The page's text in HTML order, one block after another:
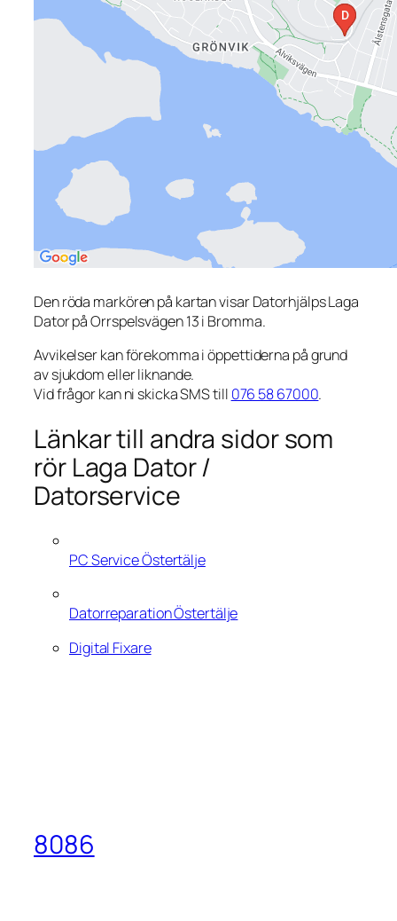
Den röda markören på kartan visar Datorhjälps Laga
Dator på Orrspelsvägen 13 i Bromma.
Avvikelser kan förekomma i öppettiderna på grund
av sjukdom eller liknande.
Vid frågor kan ni skicka SMS till 076 58 67000.
Länkar till andra sidor som
rör Laga Dator /
Datorservice
PC Service Östertälje
Datorreparation Östertälje
Digital Fixare
8086